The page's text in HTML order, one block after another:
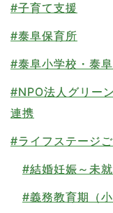
#子育て支援
#泰阜保育所
#泰阜小学校・泰
#NPO法人グリー
連携
#ライフステージ
#結婚妊娠～未
#義務教育期（小